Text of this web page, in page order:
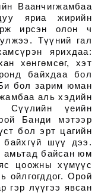
Ваанчигжамбаа
яриа жирийн
ирсэн олон ч
Түүний гал
ярихдаа:
хөнгөмсөг, хэт
байхдаа бол
бол зарим юман
аль хэдийн
үеийн
Банди мэтээр
бол эрт цагийн
шүү дээ.
амьтад байсан юм
цоожны хүмүүс
ойлгогддог. Орой
гэр лүүгээ явсан